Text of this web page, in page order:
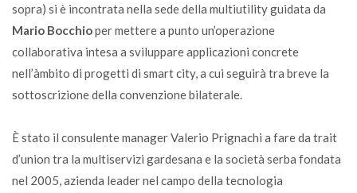
sopra) si è incontrata nella sede della multiutility guidata da
Mario Bocchioper mettere a punto un’operazione
collaborativa intesa a sviluppare applicazioni concrete
nell’àmbito di progetti di smart city, a cui seguirà tra breve la
sottoscrizione della convenzione bilaterale.
È stato il consulente manager Valerio Prignachi a fare da trait
d’union tra la multiservizi gardesana e la società serba fondata
nel 2005, azienda leader nel campo della tecnologia